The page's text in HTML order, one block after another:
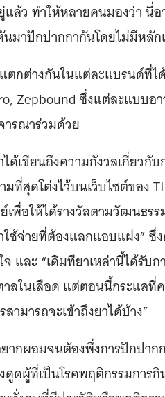
ว ทำให้หลายคนมองว่า นี่อ
มาปักปากกากันโดยไม่มีหลั
กต่างกันในแต่ละแบรนด์ที่ไ
Zepbound ซึ่งแต่ละแบบอ
รณาร่วมด้วย
ด้เขียนถึงความกังวลเกี่ยวกั
ที่สุดโต่งไว้บนเว็บไซต์ของ
เพื่อให้ได้รางวัลตามวัฒนธร
ช้จ่ายที่ต้องแลกแอบแฝง”
จ และ “เดิมทียาเหล่านี้ได้รั
าลในเลือด แต่ตอนนี้กระแส
มารถจะเข้าถึงยาได้บ้าง”
กผอมจนต้องพึ่งการปักปาก
ดผู้ที่เป็นโรคพฤติกรรมการ